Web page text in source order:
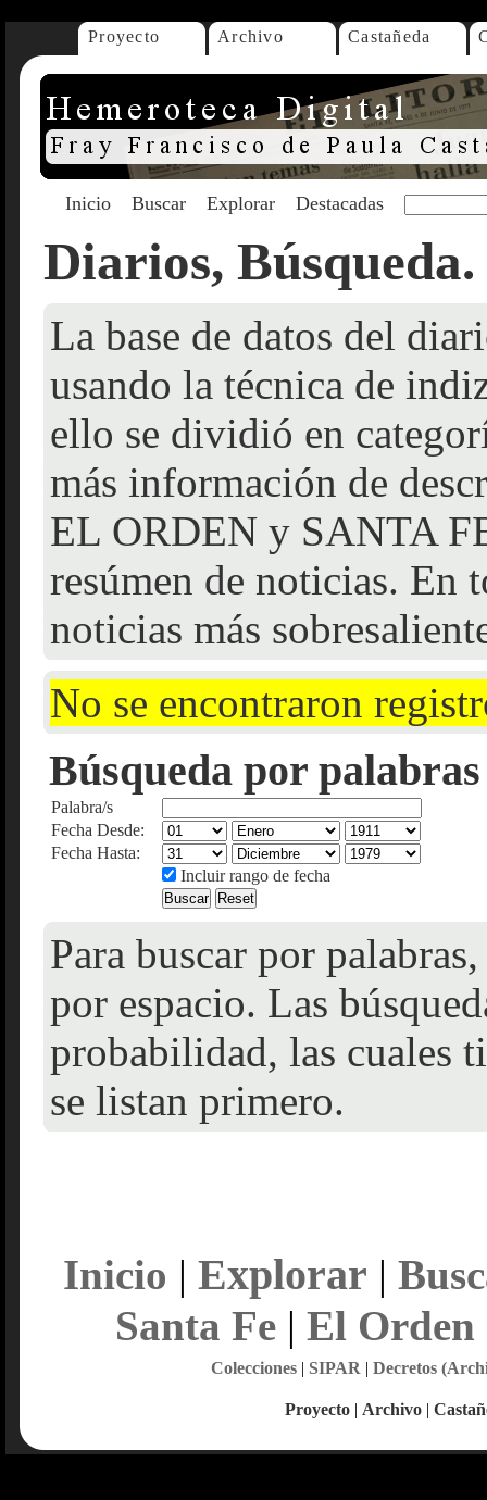
Proyecto Archivo Castañeda
Inicio Buscar Explorar Destacadas
Diarios, Búsqueda.
La base de datos del
usando la técnica de
ello se dividió en
más información de
EL ORDEN y SANTA
resúmen de noticias. En
noticias más
No se encontraron
Búsqueda por
Palabra/s
Fecha Desde:
Fecha Hasta:
Incluir rango de fecha
Para buscar por
por espacio. Las
probabilidad, las cuales
se listan primero.
Inicio | Explorar |
Santa Fe| El Orden
Colecciones| SIPAR | Decretos
Proyecto | Archivo |